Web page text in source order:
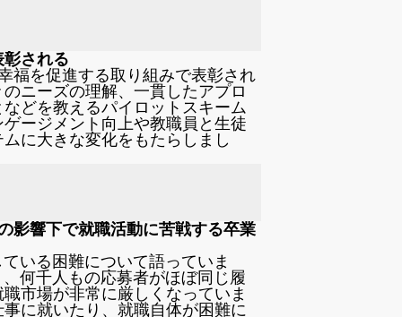
される
福を促進する取り組みで表彰され
ニーズの理解、一貫したアプロ
どを教えるパイロットスキーム
ージメント向上や教職員と生徒
に大きな変化をもたらしまし
影響下で就職活動に苦戦する卒業
いる困難について語っていま
何千人もの応募者がほぼ同じ履
市場が非常に厳しくなっていま
に就いたり、就職自体が困難に